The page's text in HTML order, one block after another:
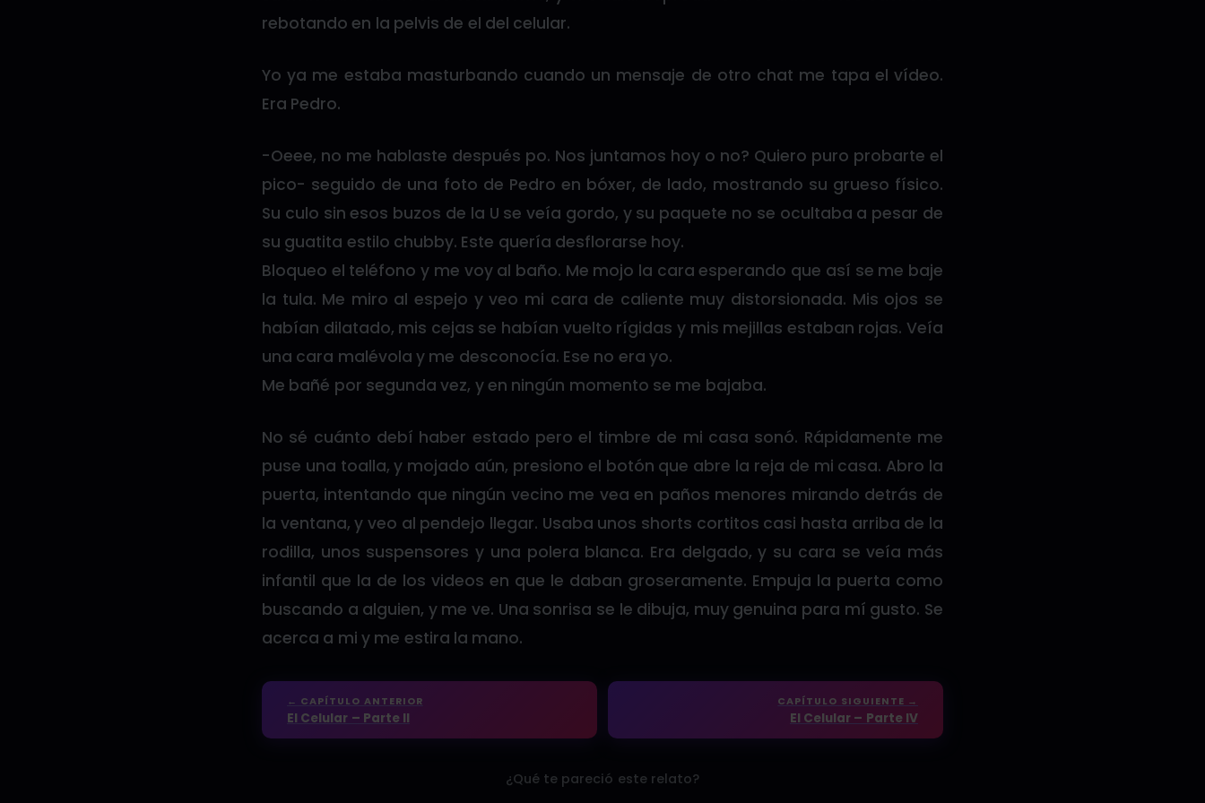
rebotando en la pelvis de el del celular.
Yo ya me estaba masturbando cuando un mensaje de otro chat me tapa el vídeo.
Era Pedro.
-Oeee, no me hablaste después po. Nos juntamos hoy o no? Quiero puro probarte el
pico- seguido de una foto de Pedro en bóxer, de lado, mostrando su grueso físico.
Su culo sin esos buzos de la U se veía gordo, y su paquete no se ocultaba a pesar de
su guatita estilo chubby. Este quería desflorarse hoy.
Bloqueo el teléfono y me voy al baño. Me mojo la cara esperando que así se me baje
la tula. Me miro al espejo y veo mi cara de caliente muy distorsionada. Mis ojos se
habían dilatado, mis cejas se habían vuelto rígidas y mis mejillas estaban rojas. Veía
una cara malévola y me desconocía. Ese no era yo.
Me bañé por segunda vez, y en ningún momento se me bajaba.
No sé cuánto debí haber estado pero el timbre de mi casa sonó. Rápidamente me
puse una toalla, y mojado aún, presiono el botón que abre la reja de mi casa. Abro la
puerta, intentando que ningún vecino me vea en paños menores mirando detrás de
la ventana, y veo al pendejo llegar. Usaba unos shorts cortitos casi hasta arriba de la
rodilla, unos suspensores y una polera blanca. Era delgado, y su cara se veía más
infantil que la de los videos en que le daban groseramente. Empuja la puerta como
buscando a alguien, y me ve. Una sonrisa se le dibuja, muy genuina para mí gusto. Se
acerca a mi y me estira la mano.
← CAPÍTULO ANTERIOR
El Celular – Parte II
CAPÍTULO SIGUIENTE →
El Celular – Parte IV
¿Qué te pareció este relato?